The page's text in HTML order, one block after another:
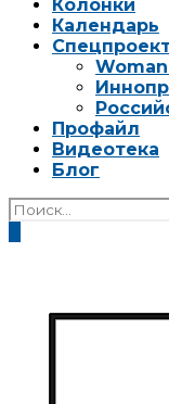
Колонки
Календарь
Профайл
Видеотека
Блог